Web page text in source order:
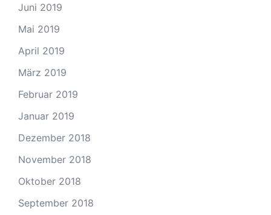
Juni 2019
Mai 2019
April 2019
März 2019
Februar 2019
Januar 2019
Dezember 2018
November 2018
Oktober 2018
September 2018